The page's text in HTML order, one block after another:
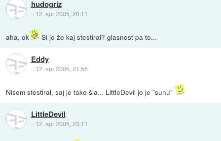
hudogriz
:: 12. apr 2005, 20:11
aha, ok Si jo že kaj stestiral? glasnost pa to...
Eddy
:: 12. apr 2005, 21:55
Nisem stestiral, saj je tako šla... LittleDevil jo je "sunu"
LittleDevil
:: 12. apr 2005, 23:11